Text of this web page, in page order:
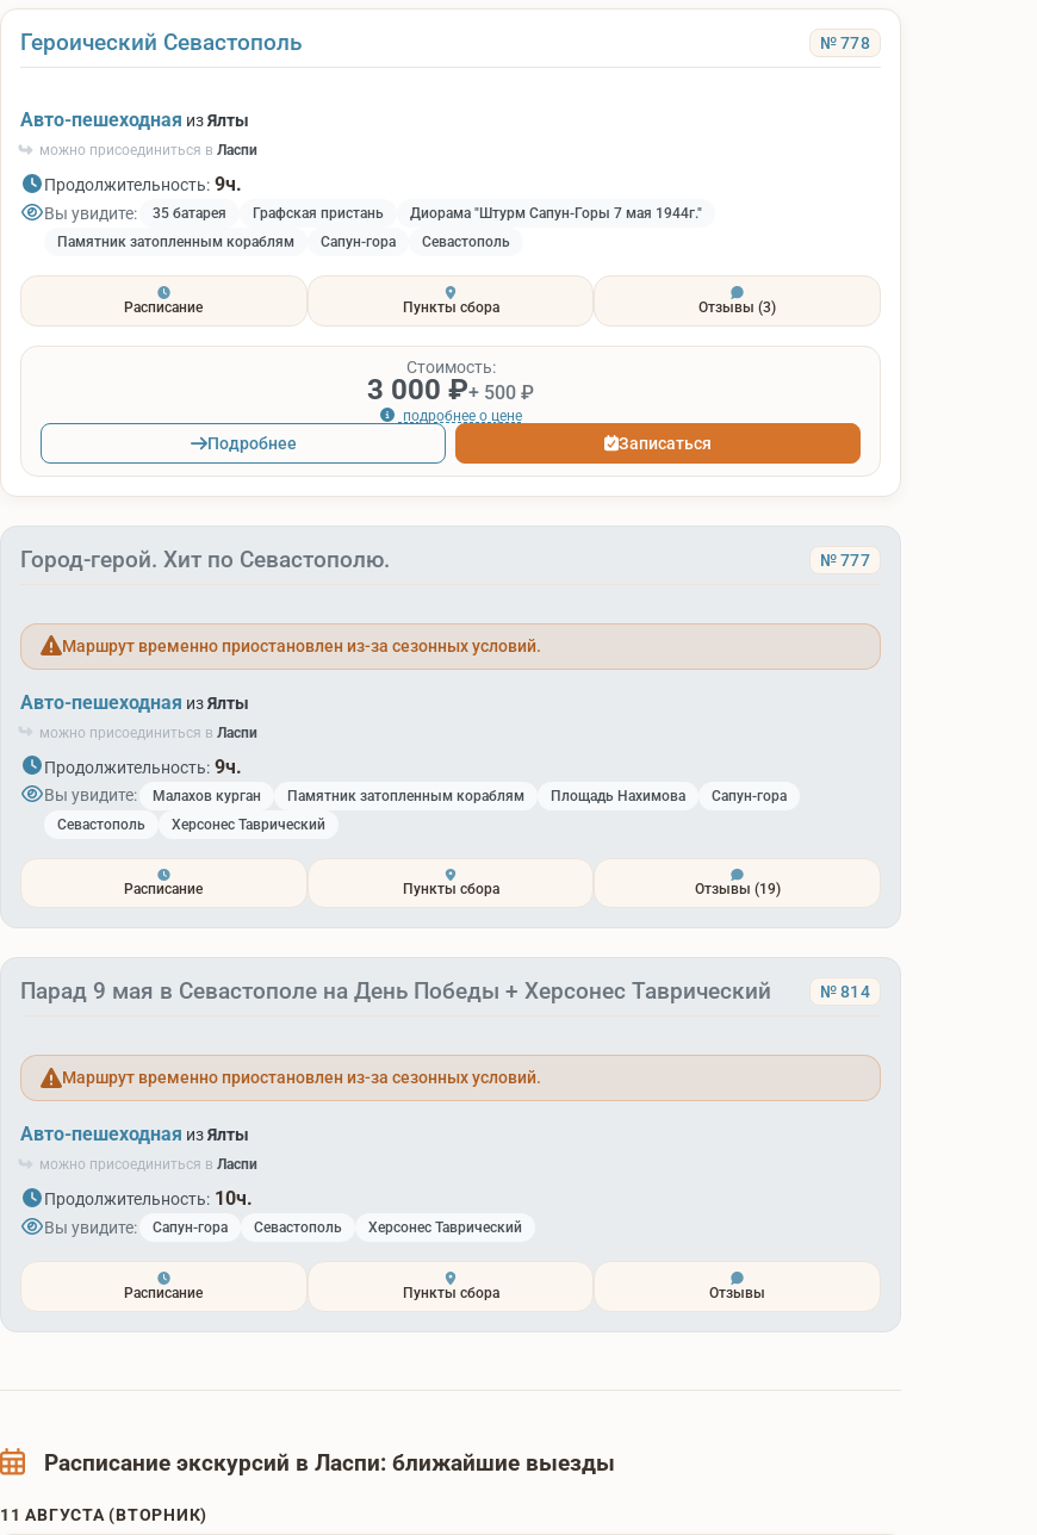
Героический Севастополь № 778
Авто-пешеходная изЯлты
можно присоединиться в Ласпи
Продолжительность: 9ч.
Вы увидите: 35 батарея Графская пристань
Диорама "Штурм Сапун-Горы 7 мая 1944г."
Памятник затопленным кораблям
Сапун-гора Севастополь
Расписание Пункты сбора Отзывы(3)
Стоимость:
3 000 ₽+ 500 ₽
подробнее о цене
Подробнее Записаться
Город-герой. Хит по Севастополю. № 777
Маршрут временно приостановлен из-за сезонных условий.
Авто-пешеходная изЯлты
можно присоединиться в Ласпи
Продолжительность: 9ч.
Вы увидите: Малахов курган Памятник затопленным кораблям Площадь Нахимова
Сапун-гора
Севастополь
Херсонес Таврический
Расписание Пункты сбора Отзывы (19)
Парад 9 мая в Севастополе на День Победы + Херсонес Таврический № 814
Маршрут временно приостановлен из-за сезонных условий.
Авто-пешеходная изЯлты
можно присоединиться в Ласпи
Продолжительность: 10ч.
Вы увидите: Сапун-гора Севастополь Херсонес Таврический
Расписание Пункты сбора Отзывы
Расписание экскурсий в Ласпи: ближайшие выезды
11 АВГУСТА (ВТОРНИК)